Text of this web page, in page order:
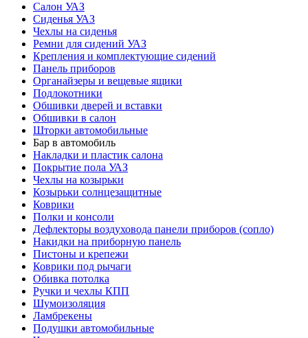
Салон УАЗ
Сиденья УАЗ
Чехлы на сиденья
Ремни для сидений УАЗ
Крепления и комплектующие сидений
Панель приборов
Органайзеры и вещевые ящики
Подлокотники
Обшивки дверей и вставки
Обшивки в салон
Шторки автомобильные
Бар в автомобиль
Накладки и пластик салона
Покрытие пола УАЗ
Чехлы на козырьки
Козырьки солнцезащитные
Коврики
Полки и консоли
Дефлекторы воздуховода панели приборов (сопло)
Накидки на приборную панель
Пистоны и крепежи
Коврики под рычаги
Обивка потолка
Ручки и чехлы КПП
Шумоизоляция
Ламбрекены
Подушки автомобильные